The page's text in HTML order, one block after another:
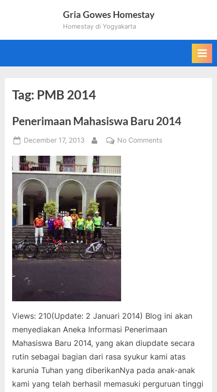
Gria Gowes Homestay
Homestay di Yogyakarta
Tag: PMB 2014
Penerimaan Mahasiswa Baru 2014
Posted
December 17, 2013
By
No Commentson
Views: 210(Update: 2 Januari 2014) Blog ini akan
menyediakan Aneka Informasi Penerimaan
Mahasiswa Baru 2014, yang akan diupdate secara
rutin sebagai bagian dari rasa syukur kami atas
karunia Tuhan yang diberikanNya pada anak-anak
kami yang telah berhasil memasuki perguruan tinggi